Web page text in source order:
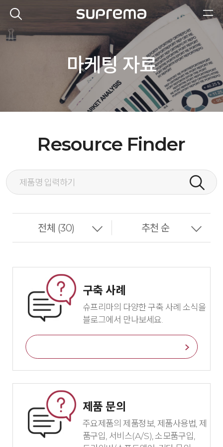
마케팅 자료
Resource Finder
구축 사례
슈프리마의 다양한 구축 사례 소식을
블로그에서 만나보세요.
제품 문의
주요제품의 제품정보, 제품사용법, 제
품구입, 서비스(A/S), 소모품구입,